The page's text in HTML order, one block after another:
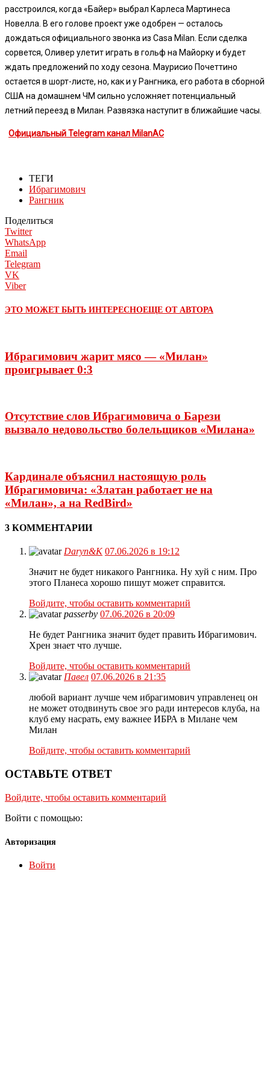
расстроился, когда «Байер» выбрал Карлеса Мартинеса
Новелла. В его голове проект уже одобрен — осталось
дождаться официального звонка из Casa Milan. Если сделка
сорвется, Оливер улетит играть в гольф на Майорку и будет
ждать предложений по ходу сезона. Маурисио Почеттино
остается в шорт-листе, но, как и у Рангника, его работа в сборной
США на домашнем ЧМ сильно усложняет потенциальный
летний переезд в Милан. Развязка наступит в ближайшие часы.
Официальный Telegram канал MilanAC
ТЕГИ
Ибрагимович
Рангник
Поделиться
Twitter
WhatsApp
Email
Telegram
VK
Viber
ЭТО МОЖЕТ БЫТЬ ИНТЕРЕСНОЕЩЕ ОТ АВТОРА
Ибрагимович жарит мясо — «Милан»
проигрывает 0:3
Отсутствие слов Ибрагимовича о Барези
вызвало недовольство болельщиков «Милана»
Кардинале объяснил настоящую роль
Ибрагимовича: «Златан работает не на
«Милан», а на RedBird»
3 КОММЕНТАРИИ
Daryn&K 07.06.2026 в 19:12
Значит не будет никакого Рангника. Ну хуй с ним. Про
этого Планеса хорошо пишут может справится.
Войдите, чтобы оставить комментарий
passerby 07.06.2026 в 20:09
Не будет Рангника значит будет править Ибрагимович.
Хрен знает что лучше.
Войдите, чтобы оставить комментарий
Павел 07.06.2026 в 21:35
любой вариант лучше чем ибрагимович управленец он
не может отодвинуть свое эго ради интересов клуба, на
клуб ему насрать, ему важнее ИБРА в Милане чем
Милан
Войдите, чтобы оставить комментарий
ОСТАВЬТЕ ОТВЕТ
Войдите, чтобы оставить комментарий
Войти с помощью:
Авторизация
Войти